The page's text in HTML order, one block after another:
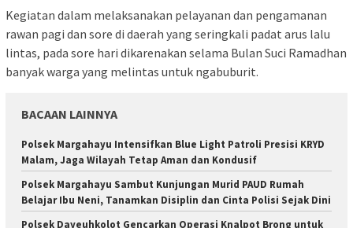
Kegiatan dalam melaksanakan pelayanan dan pengamanan
rawan pagi dan sore di daerah yang seringkali padat arus lalu
lintas, pada sore hari dikarenakan selama Bulan Suci Ramadhan
banyak warga yang melintas untuk ngabuburit.
BACAAN LAINNYA
Polsek Margahayu Intensifkan Blue Light Patroli Presisi KRYD
Malam, Jaga Wilayah Tetap Aman dan Kondusif
Polsek Margahayu Sambut Kunjungan Murid PAUD Rumah
Belajar Ibu Neni, Tanamkan Disiplin dan Cinta Polisi Sejak Dini
Polsek Dayeuhkolot Gencarkan Operasi Knalpot Brong untuk